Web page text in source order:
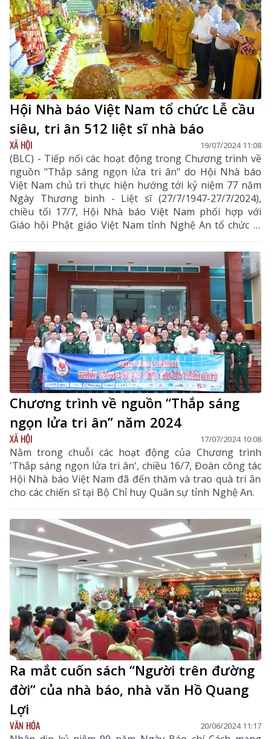
Hội Nhà báo Việt Nam tổ chức Lễ cầu
siêu, tri ân 512 liệt sĩ nhà báo
XÃ HỘI 19/07/2024 11:08
(BLC) - Tiếp nối các hoạt động trong Chương trình về
nguồn "Thắp sáng ngọn lửa tri ân" do Hội Nhà báo
Việt Nam chủ trì thực hiện hướng tới kỷ niệm 77 năm
Ngày Thương binh - Liệt sĩ (27/7/1947-27/7/2024),
chiều tối 17/7, Hội Nhà báo Việt Nam phối hợp với
Giáo hội Phật giáo Việt Nam tỉnh Nghệ An tổ chức lễ
cầu siêu cho anh linh 512 liệt sỹ nhà báo tại chùa Âu
Lạc, xã Hưng Lộc, thành phố Vinh, tỉnh Nghệ An.
Chương trình về nguồn “Thắp sáng
ngọn lửa tri ân” năm 2024
XÃ HỘI 17/07/2024 10:08
Nằm trong chuỗi các hoạt động của Chương trình
'Thắp sáng ngọn lửa tri ân', chiều 16/7, Đoàn công tác
Hội Nhà báo Việt Nam đã đến thăm và trao quà tri ân
cho các chiến sĩ tại Bộ Chỉ huy Quân sự tỉnh Nghệ An.
Ra mắt cuốn sách “Người trên đường
đời” của nhà báo, nhà văn Hồ Quang
Lợi
VĂN HÓA 20/06/2024 11:17